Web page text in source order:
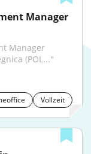
Manager
Manager
(POL..."
Vollzeit